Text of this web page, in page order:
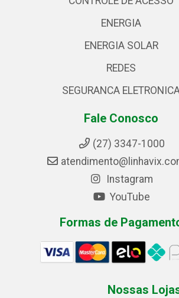
ENERGIA
ENERGIA SOLAR
REDES
SEGURANCA
Fale Conosco
(27) 3347-1000
Instagram
YouTube
Formas de
Nossas